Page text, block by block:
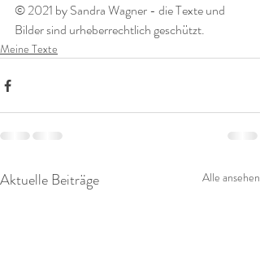
© 2021 by Sandra Wagner - die Texte und
Bilder sind urheberrechtlich geschützt.
Meine Texte
Aktuelle Beiträge Alle ansehen